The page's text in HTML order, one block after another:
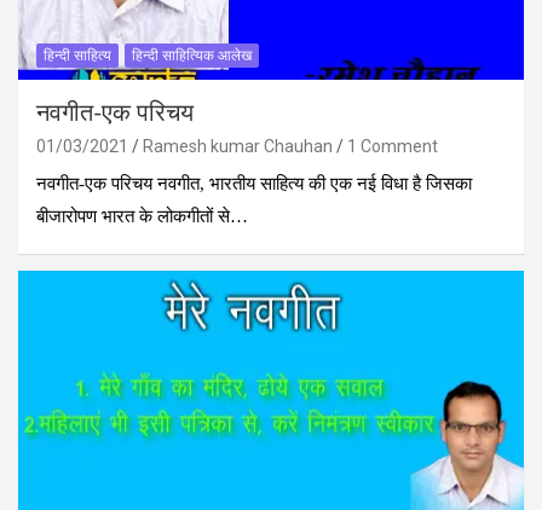
हिन्दी साहित्य हिन्दी साहित्यिक आलेख
नवगीत-एक परिचय
01/03/2021 Ramesh kumar Chauhan
1 Comment
नवगीत-एक परिचय नवगीत, भारतीय साहित्य की एक नई विधा है जिसका
बीजारोपण भारत के लोकगीतों से…